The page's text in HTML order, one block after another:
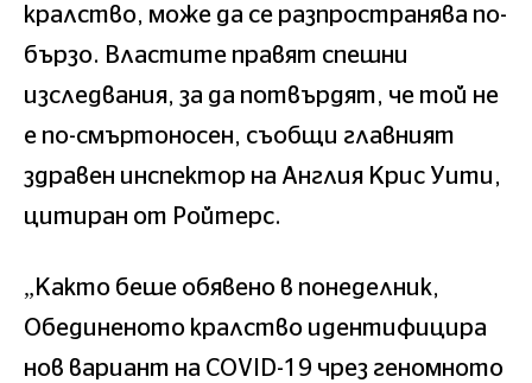
кралство, може да се разпространява по-
бързо. Властите правят спешни
изследвания, за да потвърдят, че той не
е по-смъртоносен, съобщи главният
здравен инспектор на Англия Крис Уити,
цитиран от Ройтерс.
„Както беше обявено в понеделник,
Обединеното кралство идентифицира
нов вариант на COVID-19 чрез геномното